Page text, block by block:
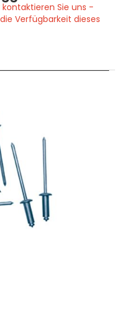
Sie uns -
Verfügbarkeit dieses